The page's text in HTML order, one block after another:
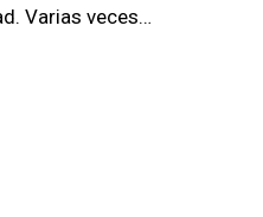
Varias veces…